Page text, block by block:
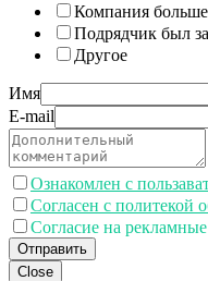
Компания больше
Подрядчик был
Другое
Имя
E-mail
Ознакомлен с
Согласен с политекой
Согласие на
Отправить
Close